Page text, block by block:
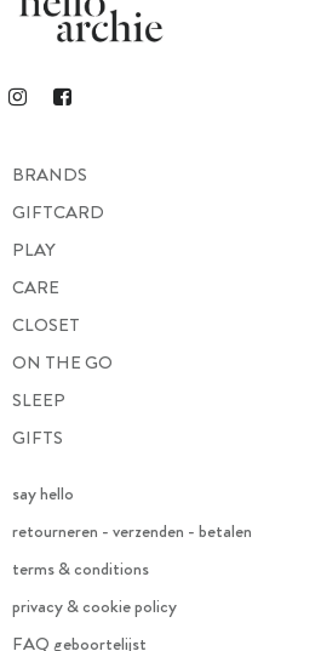
BRANDS
GIFTCARD
PLAY
CARE
CLOSET
ON THE GO
SLEEP
GIFTS
say hello
retourneren - verzenden - betalen
terms & conditions
privacy & cookie policy
FAQ geboortelijst